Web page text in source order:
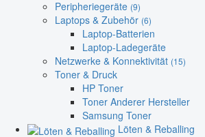
Peripheriegeräte (9)
Laptops & Zubehör (6)
Laptop-Batterien
Laptop-Ladegeräte
Netzwerke & Konnektivität (15)
Toner & Druck
HP Toner
Toner Anderer Hersteller
Samsung Toner
Löten & Reballing